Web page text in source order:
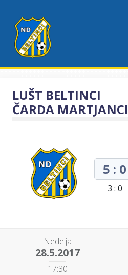
LUŠT BELTINCI
ČARDA MARTJANCI
5 : 0
3 : 0
Nedelja
28.5.2017
17:30